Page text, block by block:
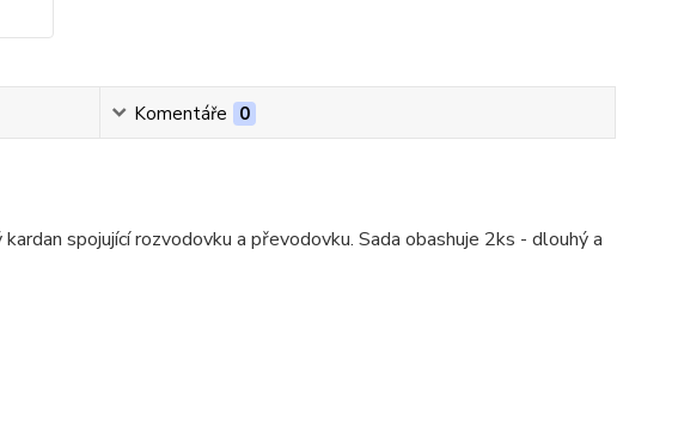
Komentáře 0
spojující rozvodovku a převodovku. Sada obashuje 2ks - dlouhý a